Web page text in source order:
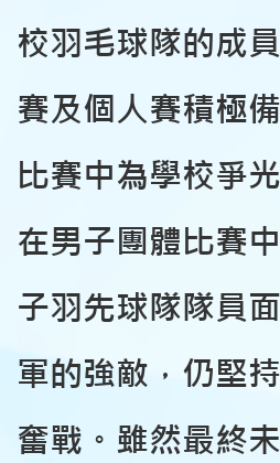
校羽毛球隊的成
賽及個人賽積極
比賽中為學校爭光
在男子團體比賽
子羽先球隊隊員
軍的強敵，仍堅
奮戰。雖然最終